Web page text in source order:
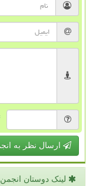
=
ارسال نظر به
لینک دوستان